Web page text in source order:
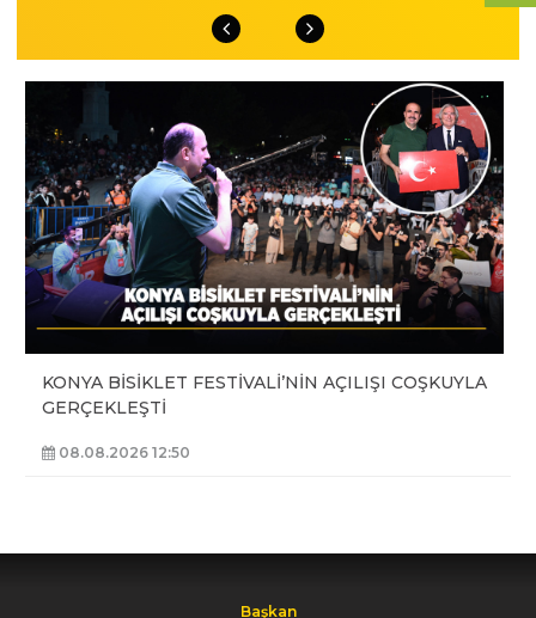
KONYA BİSİKLET FESTİVALİ’NİN AÇILIŞI COŞKUYLA
GERÇEKLEŞTİ
08.08.2026 12:50
Başkan